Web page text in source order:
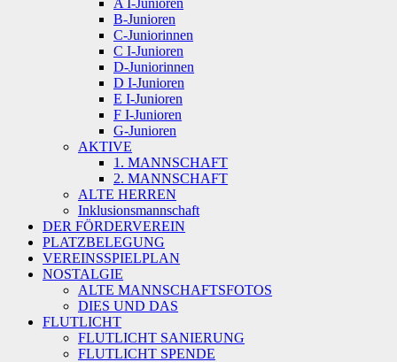
B-Junioren
C-Juniorinnen
C I-Junioren
D-Juniorinnen
D I-Junioren
E I-Junioren
F I-Junioren
G-Junioren
AKTIVE
1. MANNSCHAFT
2. MANNSCHAFT
ALTE HERREN
Inklusionsmannschaft
DER FÖRDERVEREIN
PLATZBELEGUNG
VEREINSSPIELPLAN
NOSTALGIE
ALTE MANNSCHAFTSFOTOS
DIES UND DAS
FLUTLICHT
FLUTLICHT SANIERUNG
FLUTLICHT SPENDE